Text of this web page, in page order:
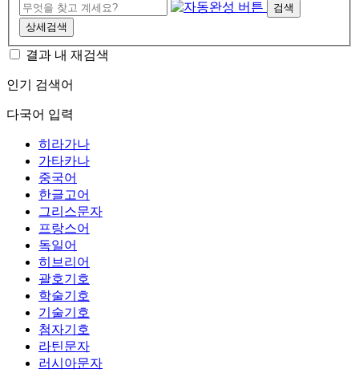
검색
상세검색
결과 내 재검색
인기 검색어
다국어 입력
히라가나
가타카나
중국어
한글고어
그리스문자
프랑스어
독일어
히브리어
괄호기호
학술기호
기술기호
첨자기호
라틴문자
러시아문자